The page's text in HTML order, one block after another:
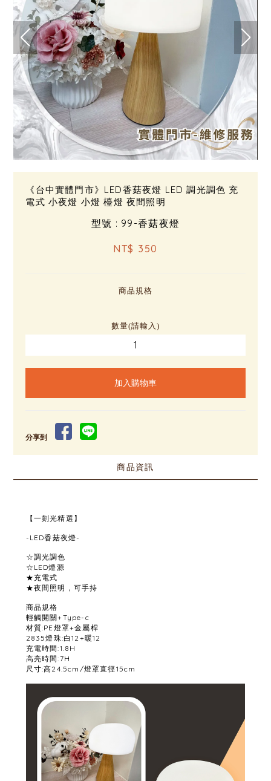
《台中實體門市》LED香菇夜燈 LED 調光調色 充
電式 小夜燈 小燈 檯燈 夜間照明
型號 : 99-香菇夜燈
NT$ 350
商品規格
數量(請輸入)
分享到
商品資訊
【一刻光精選】
-LED香菇夜燈-
☆調光調色
☆LED燈源
★充電式
★夜間照明，可手持
商品規格
輕觸開關+Type-c
材質:PE燈罩+金屬桿
2835燈珠:白12+暖12
充電時間:1.8H
高亮時間:7H
尺寸:高24.5cm/燈罩直徑15cm